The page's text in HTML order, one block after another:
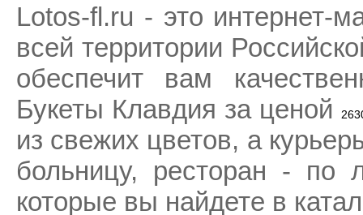
Lotos-fl.ru - это интернет-
всей территории
обеспечит вам
Букеты Клавдия за ценой
из свежих цветов, а
больницу, ресторан - по
которые вы найдете в